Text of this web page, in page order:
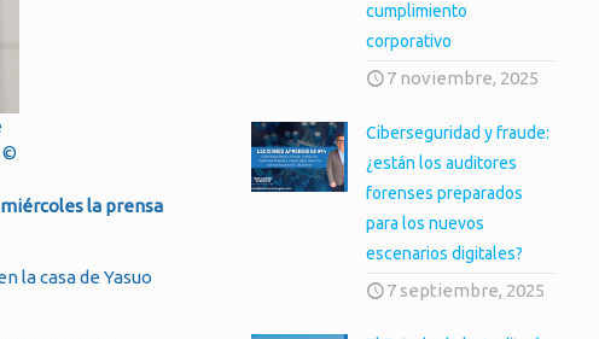
©
la prensa
la casa de Yasuo
cumplimiento
corporativo
7 noviembre, 2025
Ciberseguridad y fraude:
¿están los auditores
forenses preparados
para los nuevos
escenarios digitales?
7 septiembre, 2025